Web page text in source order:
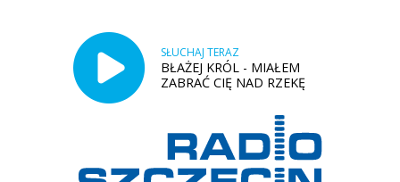
SŁUCHAJ TERAZ
BŁAŻEJ KRÓL - MIAŁEM
ZABRAĆ CIĘ NAD RZEKĘ